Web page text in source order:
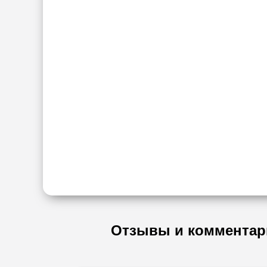
Отзывы и